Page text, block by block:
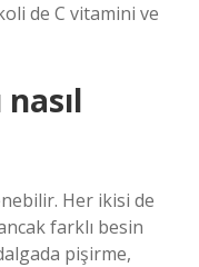
de C vitamini ve
Her ikisi de
farklı besin
pişirme,